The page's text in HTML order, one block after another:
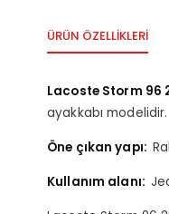
ÜRÜN ÖZELLIKLERI
Lacoste Storm 96
ayakkabı modelidir.
Öne çıkan yapı
Kullanım alanı